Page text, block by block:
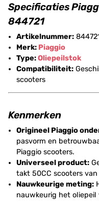
Specificaties
844721
Artikelnummer:
Merk: Piaggio
Type:Oliepeilstok
Compatibiliteit:
scooters
Kenmerken
Origineel Piaggio
pasvorm en
Piaggio scooters.
Universeel product:
takt 50CC scooters van
Nauwkeurige meting:
nauwkeurig het